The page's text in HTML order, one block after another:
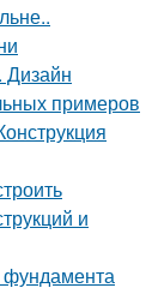
Дизайн
примеров
и
фундамента